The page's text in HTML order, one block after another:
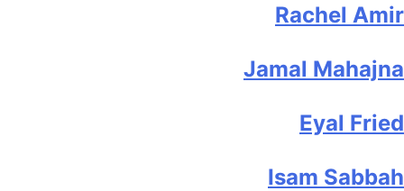
Rachel Amir
Jamal Mahajna
Eyal Fried
Isam Sabbah